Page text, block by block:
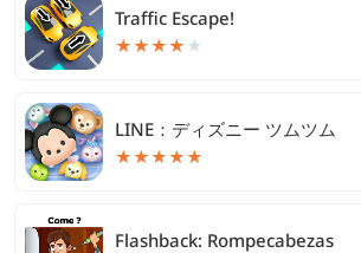
Traffic Escape!
★★★★ ★
LINE：ディズニー ツムツム
★★★★★
Flashback: Rompecabezas